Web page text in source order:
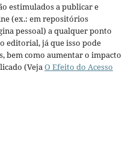
estimulados a publicar e
(ex.: em repositórios
pessoal) a qualquer ponto
editorial, já que isso pode
bem como aumentar o impacto
(VejaO Efeito do Acesso